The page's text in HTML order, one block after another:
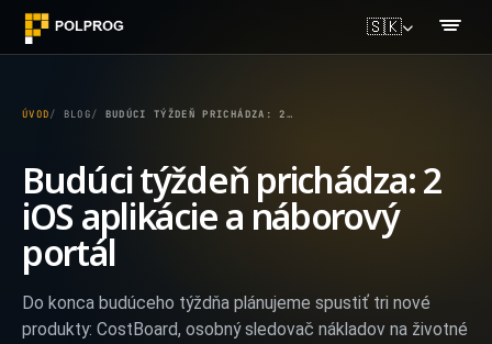
🇸🇰
ÚVOD BLOG BUDÚCI TÝŽDEŇ PRICHÁDZA: 2 IOS APLIKÁCIE A NÁBOROVÝ PORTÁL
Budúci týždeň prichádza: 2
iOS aplikácie a náborový
portál
Do konca budúceho týždňa plánujeme spustiť tri nové
produkty: CostBoard, osobný sledovač nákladov na životné